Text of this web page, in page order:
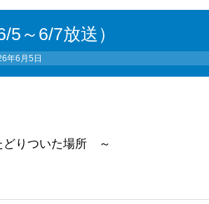
～6/7放送）
年6月5日
どりついた場所 ～